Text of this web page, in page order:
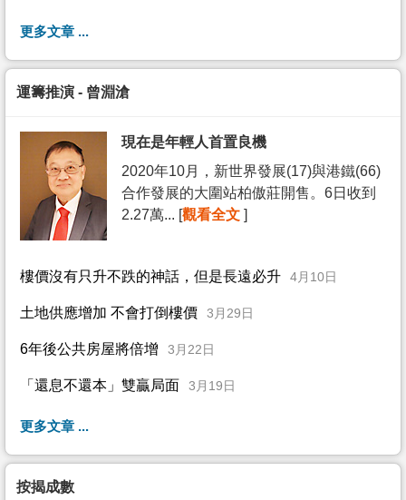
更多文章 ...
運籌推演 - 曾淵滄
現在是年輕人首置良機
2020年10月，新世界發展(17)與港鐵(66)
合作發展的大圍站柏傲莊開售。6日收到
2.27萬... [觀看全文 ]
樓價沒有只升不跌的神話，但是長遠必升 4月10日
土地供應增加 不會打倒樓價 3月29日
6年後公共房屋將倍增 3月22日
「還息不還本」雙贏局面 3月19日
更多文章 ...
按揭成數